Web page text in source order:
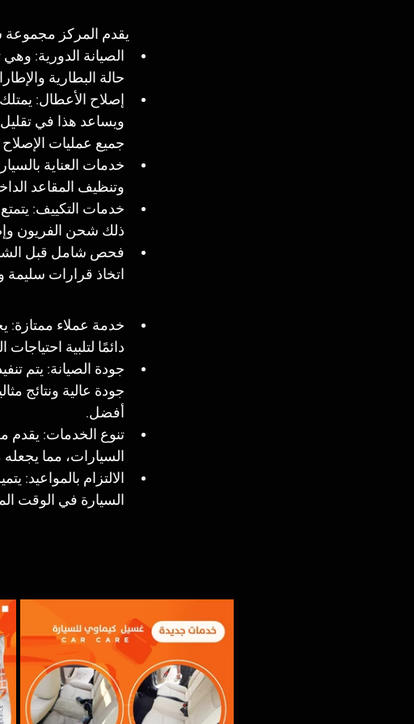
يقدم المركز
الصيانة الدورية:
حالة البطارية
إصلاح الأعطال:
ويساعد هذا في
جميع عمليات
خدمات العناية
وتنظيف المقاعد
خدمات التكييف:
ذلك شحن الفريون
فحص شامل قبل
اتخاذ قرارات
خدمة عملاء
دائمًا لتلبية
جودة الصيانة: يتم
جودة عالية ونتائج
أفضل.
تنوع الخدمات:
السيارات، مما
الالتزام بالمواعيد:
السيارة في الوقت